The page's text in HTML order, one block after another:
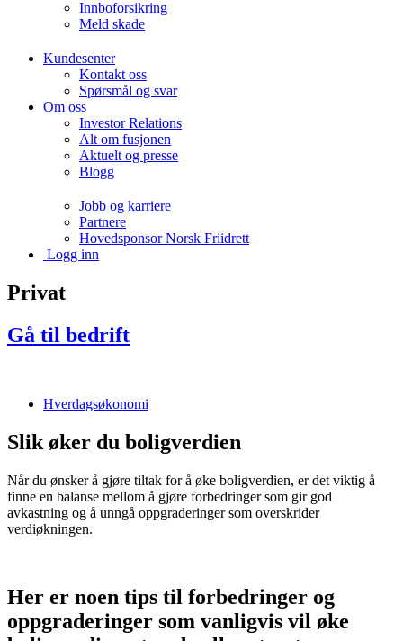
Innboforsikring
Meld skade
Kundesenter
Kontakt oss
Spørsmål og svar
Om oss
Investor Relations
Alt om fusjonen
Aktuelt og presse
Blogg
Jobb og karriere
Partnere
Hovedsponsor Norsk Friidrett
Logg inn
Privat
Gå til bedrift
Hverdagsøkonomi
Slik øker du boligverdien
Når du ønsker å gjøre tiltak for å øke boligverdien, er det viktig å
finne en balanse mellom å gjøre forbedringer som gir god
avkastning og å unngå oppgraderinger som overskrider
verdiøkningen.
Her er noen tips til forbedringer og
oppgraderinger som vanligvis vil øke